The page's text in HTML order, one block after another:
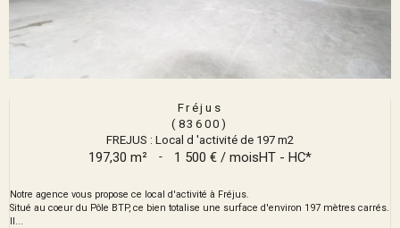
Fréjus
(83600)
FREJUS : Local d 'activité de 197 m2
197,30 m² - 1 500 € / moisHT - HC*
Notre agence vous propose ce local d'activité à Fréjus.
Situé au coeur du Pôle BTP, ce bien totalise une surface d'environ 197 mètres carrés.
Il...